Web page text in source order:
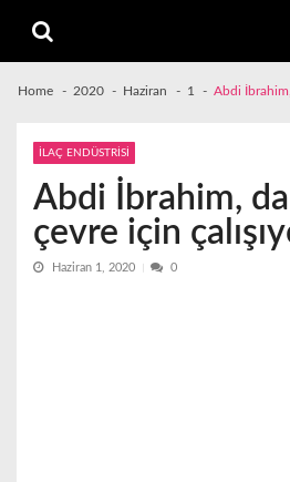
navigation
content
Home 2020 Haziran 1 Abdi
İLAÇ ENDÜSTRİSİ
Abdi İbrahim,
çevre için
Haziran 1, 2020 0